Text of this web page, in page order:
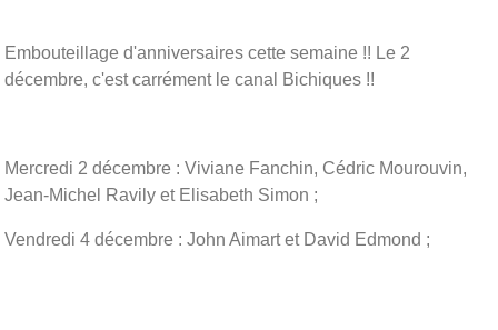
Embouteillage d'anniversaires cette semaine !! Le 2
décembre, c'est carrément le canal Bichiques !!
Mercredi 2 décembre : Viviane Fanchin, Cédric Mourouvin,
Jean-Michel Ravily et Elisabeth Simon ;
Vendredi 4 décembre : John Aimart et David Edmond ;